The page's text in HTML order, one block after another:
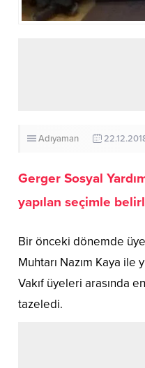
Adıyaman
Gerger Sosyal
yapılan seçimle
Bir önceki dönemde
Muhtarı Nazım Kaya
Vakıf üyeleri arasında
tazeledi.